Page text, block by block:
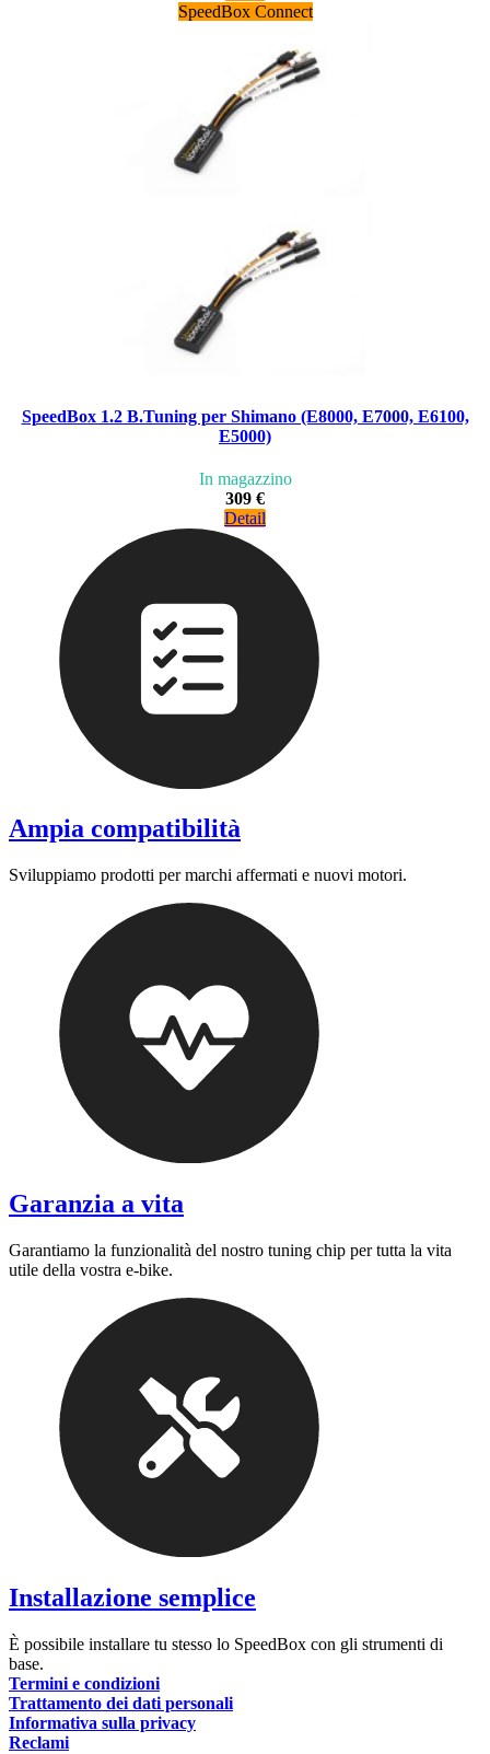
SpeedBox Connect
SpeedBox 1.2 B.Tuning per Shimano (E8000, E7000, E6100,
E5000)
In magazzino
309 €
Detail
Ampia compatibilità
Sviluppiamo prodotti per marchi affermati e nuovi motori.
Garanzia a vita
Garantiamo la funzionalità del nostro tuning chip per tutta la vita
utile della vostra e-bike.
Installazione semplice
È possibile installare tu stesso lo SpeedBox con gli strumenti di
base.
Termini e condizioni
Trattamento dei dati personali
Informativa sulla privacy
Reclami